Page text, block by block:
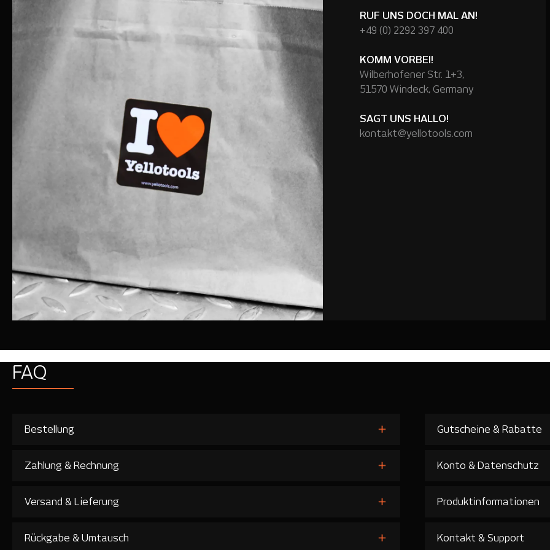
RUF UNS DOCH MAL AN!
+49 (0) 2292 397 400
KOMM VORBEI!
Wilberhofener Str. 1+3,
51570 Windeck, Germany
SAGT UNS HALLO!
kontakt@yellotools.com
FAQ
Bestellung
Zahlung & Rechnung
Versand & Lieferung
Rückgabe & Umtausch
Gutscheine & Rabatte
Konto & Datenschutz
Produktinformationen
Kontakt & Support